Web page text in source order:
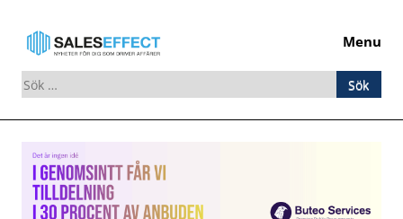
Menu
Sök
efter:
Skip
to
content